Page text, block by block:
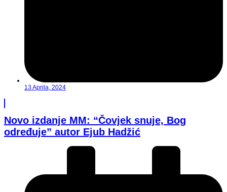
13 Aprila, 2024
Novo izdanje MM: “Čovjek snuje, Bog
određuje” autor Ejub Hadžić